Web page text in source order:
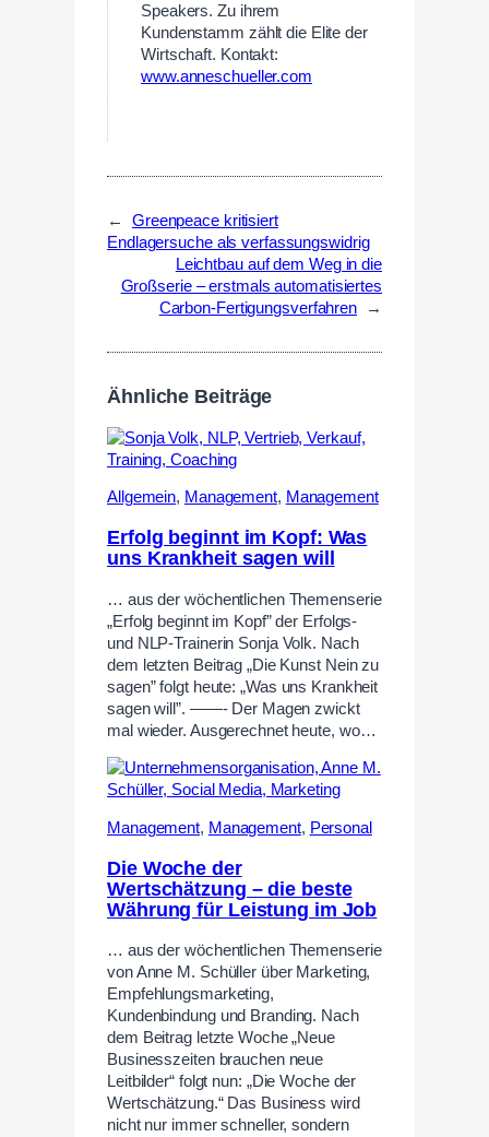
Speakers. Zu ihrem
Kundenstamm zählt die Elite der
Wirtschaft. Kontakt:
www.anneschueller.com
←
Greenpeace kritisiert
Endlagersuche als verfassungswidrig
Leichtbau auf dem Weg in die
Großserie – erstmals automatisiertes
Carbon-Fertigungsverfahren
→
Ähnliche Beiträge
Allgemein, Management, Management
Erfolg beginnt im Kopf: Was
uns Krankheit sagen will
… aus der wöchentlichen Themenserie
„Erfolg beginnt im Kopf” der Erfolgs-
und NLP-Trainerin Sonja Volk. Nach
dem letzten Beitrag „Die Kunst Nein zu
sagen” folgt heute: „Was uns Krankheit
sagen will”. ——- Der Magen zwickt
mal wieder. Ausgerechnet heute, wo…
Management, Management, Personal
Die Woche der
Wertschätzung – die beste
Währung für Leistung im Job
… aus der wöchentlichen Themenserie
von Anne M. Schüller über Marketing,
Empfehlungsmarketing,
Kundenbindung und Branding. Nach
dem Beitrag letzte Woche „Neue
Businesszeiten brauchen neue
Leitbilder“ folgt nun: „Die Woche der
Wertschätzung.“ Das Business wird
nicht nur immer schneller, sondern